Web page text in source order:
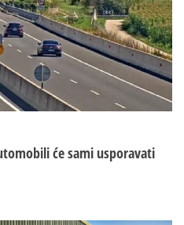
će sami usporavati